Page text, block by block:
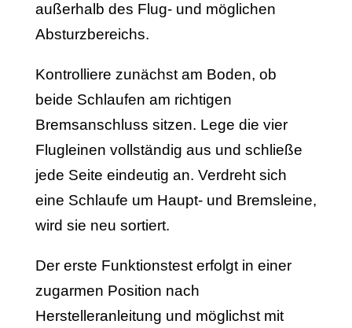
außerhalb des Flug- und möglichen
Absturzbereichs.
Kontrolliere zunächst am Boden, ob
beide Schlaufen am richtigen
Bremsanschluss sitzen. Lege die vier
Flugleinen vollständig aus und schließe
jede Seite eindeutig an. Verdreht sich
eine Schlaufe um Haupt- und Bremsleine,
wird sie neu sortiert.
Der erste Funktionstest erfolgt in einer
zugarmen Position nach
Herstelleranleitung und möglichst mit